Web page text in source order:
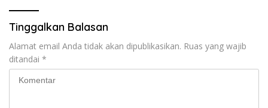
Tinggalkan Balasan
Alamat email Anda tidak akan dipublikasikan. Ruas yang wajib
ditandai *